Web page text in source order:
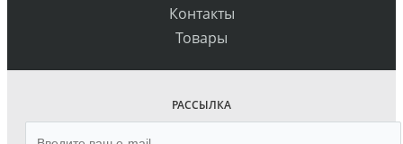
Контакты
Товары
РАССЫЛКА